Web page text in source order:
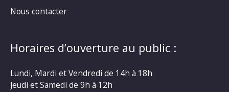
Nous contacter
Horaires d’ouverture au public :
Lundi, Mardi et Vendredi de 14h à 18h
Jeudi et Samedi de 9h à 12h